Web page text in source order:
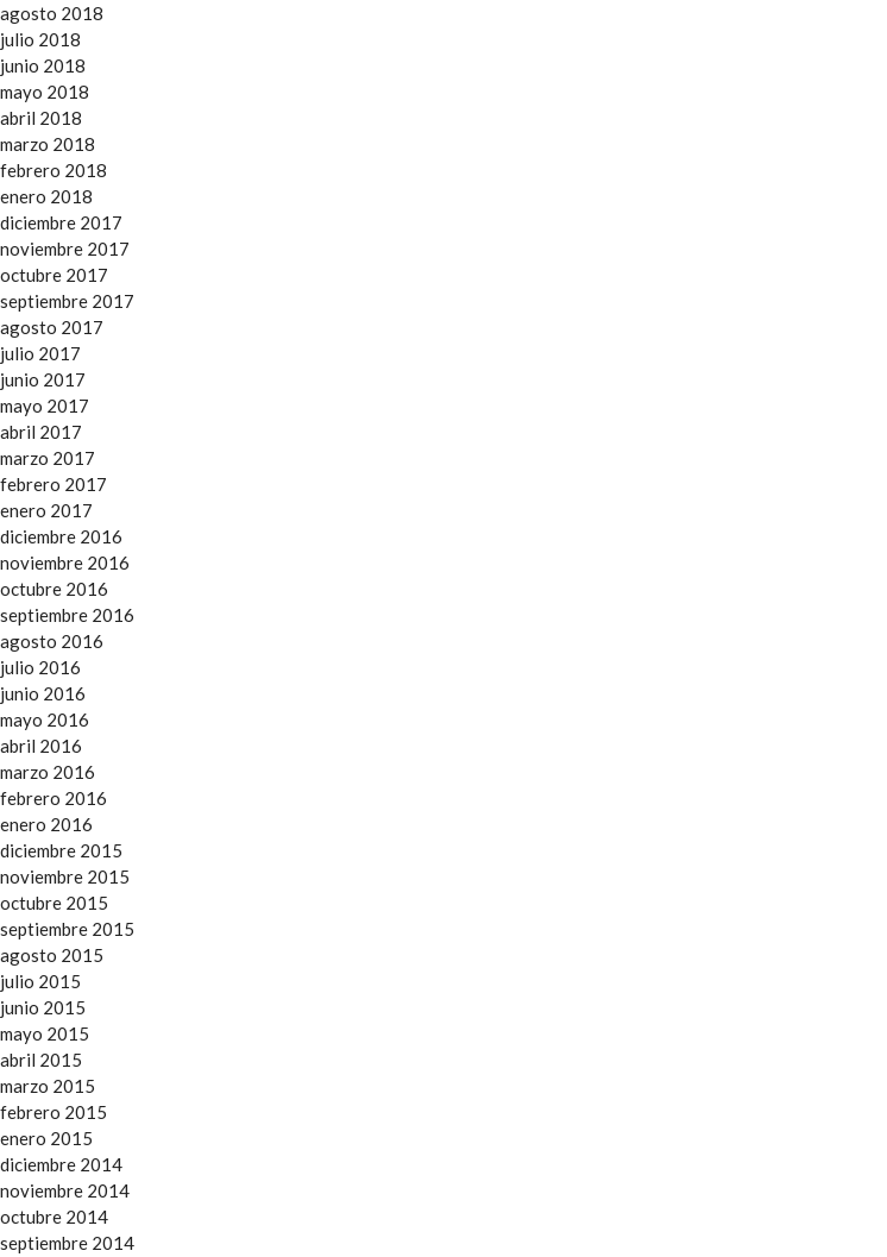
agosto 2018
julio 2018
junio 2018
mayo 2018
abril 2018
marzo 2018
febrero 2018
enero 2018
diciembre 2017
noviembre 2017
octubre 2017
septiembre 2017
agosto 2017
julio 2017
junio 2017
mayo 2017
abril 2017
marzo 2017
febrero 2017
enero 2017
diciembre 2016
noviembre 2016
octubre 2016
septiembre 2016
agosto 2016
julio 2016
junio 2016
mayo 2016
abril 2016
marzo 2016
febrero 2016
enero 2016
diciembre 2015
noviembre 2015
octubre 2015
septiembre 2015
agosto 2015
julio 2015
junio 2015
mayo 2015
abril 2015
marzo 2015
febrero 2015
enero 2015
diciembre 2014
noviembre 2014
octubre 2014
septiembre 2014